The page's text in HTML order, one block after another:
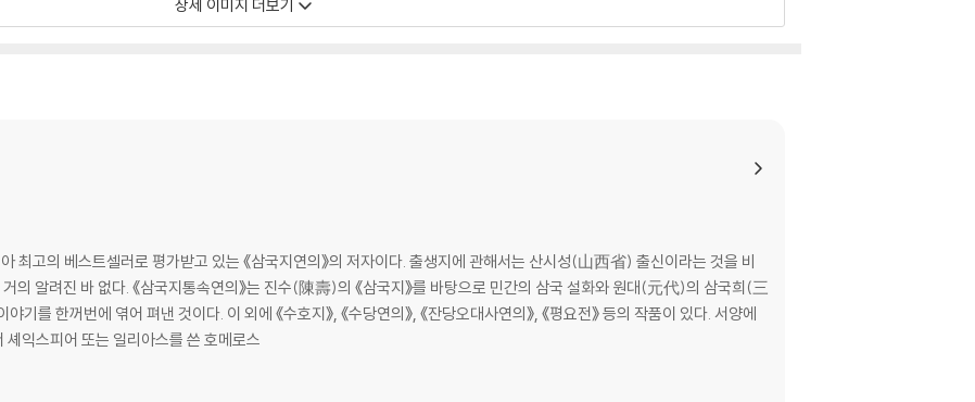
상세 이미지 더보기
최고의 베스트셀러로 평가받고 있는 《삼국지연의》의 저자이다. 출생지에 관해서는 산시성(山西省) 출신이라는 것을 비
의 알려진 바 없다. 《삼국지통속연의》는 진수(陳壽)의 《삼국지》를 바탕으로 민간의 삼국 설화와 원대(元代)의 삼국희(三
를 한꺼번에 엮어 펴낸 것이다. 이 외에 《수호지》, 《수당연의》, 《잔당오대사연의》, 《평요전》 등의 작품이 있다. 서양에
셰익스피어 또는 일리아스를 쓴 호메로스